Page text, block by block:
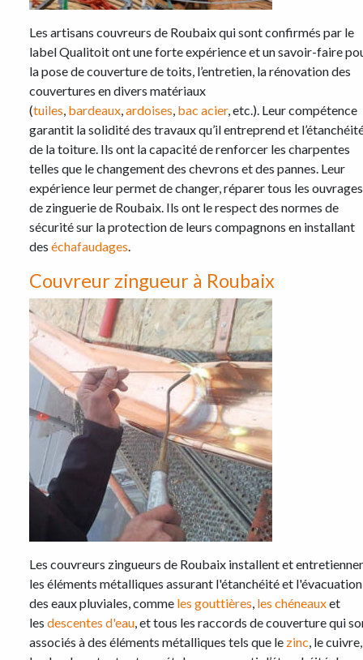
Les artisans couvreurs de Roubaix qui sont confirmés par le
label Qualitoit ont une forte expérience et un savoir-faire
la pose de couverture de toits, l’entretien, la rénovation des
couvertures en divers matériaux
(tuiles, bardeaux,ardoises, bac acier, etc.). Leur compétence
garantit la solidité des travaux qu’il entreprend et
de la toiture. Ils ont la capacité de renforcer les charpentes
telles que le changement des chevrons et des pannes. Leur
expérience leur permet de changer, réparer tous les ouvrages
de zinguerie de Roubaix. Ils ont le respect des normes de
sécurité sur la protection de leurs compagnons en installant
des échafaudages.
Couvreur zingueur à Roubaix
Les couvreurs zingueurs de Roubaix installent et
les éléments métalliques assurant l'étanchéité et l'évacuation
des eaux pluviales, comme les gouttières, les chéneauxet
les descentes d'eau, et tous les raccords de couverture qui
associés à des éléments métalliques tels que le zinc, le cuivre,